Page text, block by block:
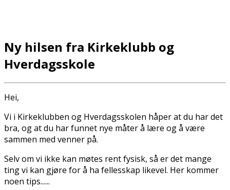
Ny hilsen fra Kirkeklubb og
Hverdagsskole
Hei,
Vi i Kirkeklubben og Hverdagsskolen håper at du har det
bra, og at du har funnet nye måter å lære og å være
sammen med venner på.
Selv om vi ikke kan møtes rent fysisk, så er det mange
ting vi kan gjøre for å ha fellesskap likevel. Her kommer
noen tips......